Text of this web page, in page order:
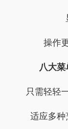
操作
八大
只需轻轻
适应多种